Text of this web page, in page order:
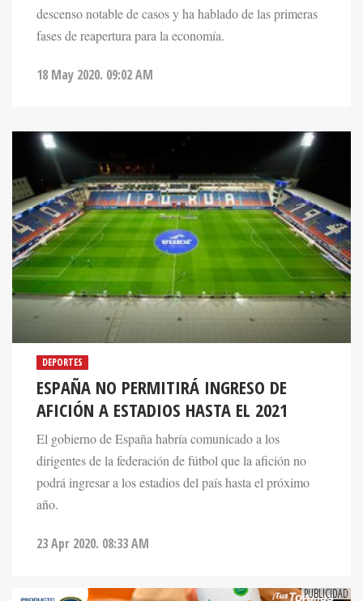
fases de reapertura para la economía.
ESPAÑA NO PERMITIRÁ INGRESO DE
AFICIÓN A ESTADIOS HASTA EL 2021
El gobierno de España habría comunicado a los
dirigentes de la federación de fútbol que la afición no
podrá ingresar a los estadios del país hasta el próximo
año.